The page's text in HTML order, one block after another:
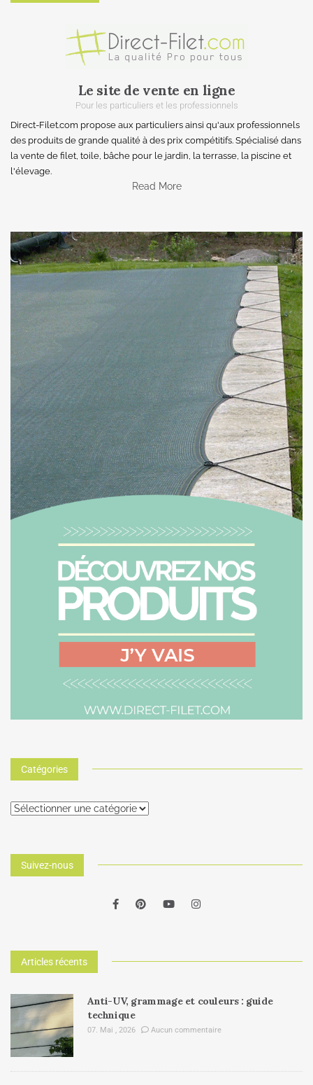
Le site de vente en ligne
Pour les particuliers et les professionnels
Direct-Filet.com propose aux particuliers ainsi qu'aux professionnels
des produits de grande qualité à des prix compétitifs. Spécialisé dans
la vente de filet, toile, bâche pour le jardin, la terrasse, la piscine et
l'élevage.
Read More
Catégories
Suivez-nous
Articles récents
Anti-UV, grammage et couleurs : guide
technique
07. Mai , 2026 Aucun commentaire